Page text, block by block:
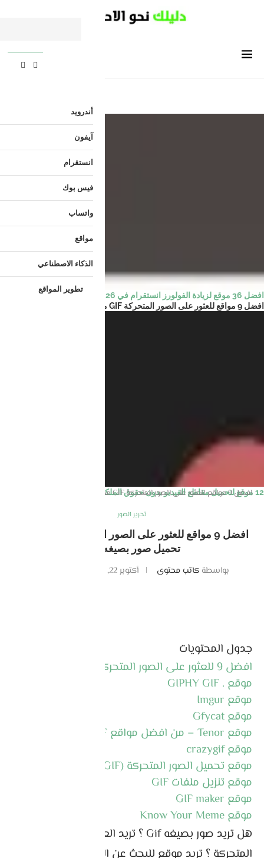
افضل 36 موقع لزيادة الفولورز انستقرام في 2026
افضل 9 مواقع للعثور على الصور المتحركة GIF مجانا –...
12 موقع لتحميل مقاطع الفيديو بدون حقوق الملكية مجانا و...
تحرير الصور
افضل 9 مواقع للعثور على الصور المتحركة GIF مجانا – تحميل صور بصيغه Gif
تحرير الصور
تحميل صور بصيغه GIF
بواسطة كاتب محتوى أكتوبر 22, 2024
جدول المحتويات
افضل 9 للعثور على الصور المتحركة GIF مجانا
موقع . GIPHY GIF
موقع Imgur
موقع Gfycat
موقع Tenor – من افضل مواقع GIF
موقع crazygif
موقع تحميل الصور المتحركة (GIF) gifer
موقع تنزيل ملفات GIF
موقع GIF maker
موقع Know Your Meme
هل تريد صور بصيغه Gif ؟ تريد العثور على الصور
أندرويد
آيفون
انستقرام
فيس بوك
واتساب
مواقع
الذكاء الاصطناعي
تطوير المواقع